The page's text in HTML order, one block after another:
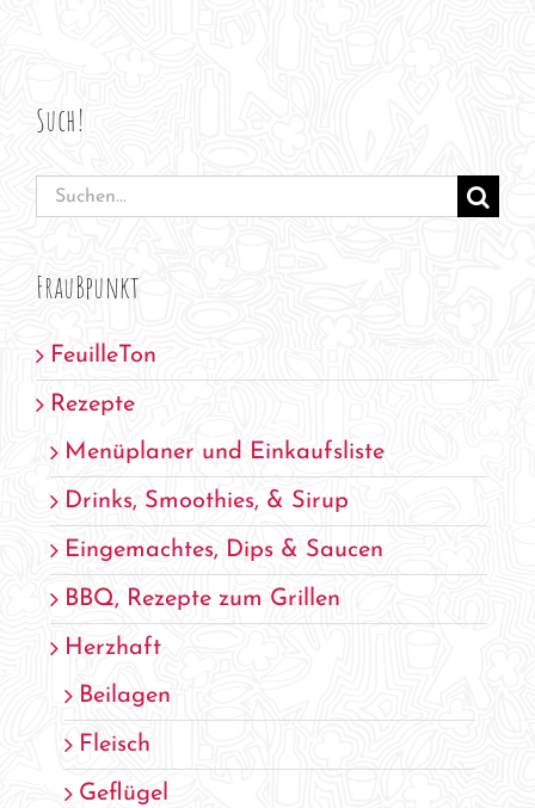
Such!
Suche
nach:
FrauBpunkt
FeuilleTon
Rezepte
Menüplaner und Einkaufsliste
Drinks, Smoothies, & Sirup
Eingemachtes, Dips & Saucen
BBQ, Rezepte zum Grillen
Herzhaft
Beilagen
Fleisch
Geflügel